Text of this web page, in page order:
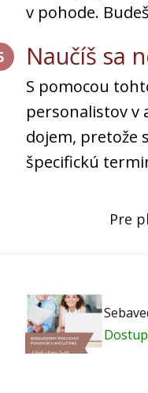
v pohode. Budeš
Naučíš sa
S pomocou
personalistov v
dojem, pretože
špecifickú
Pre